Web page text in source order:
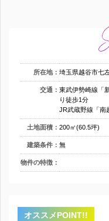
所在地： 埼玉県越谷市七
交通： 東武伊勢崎線「
り徒歩1分
JR武蔵野線「南
土地面積： 200㎡(60.5坪)
建築条件： 無
物件の特徴：
オススメPOINT!!